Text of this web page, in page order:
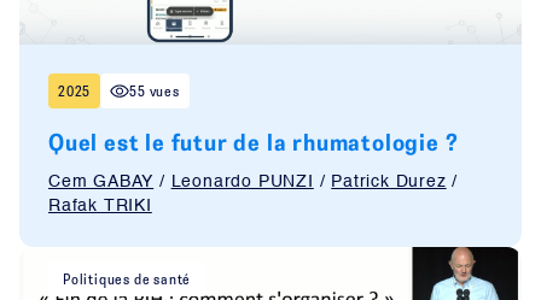
2025 55 vues
Quel est le futur de la rhumatologie ?
Cem GABAY / Leonardo PUNZI / Patrick Durez /
Rafak TRIKI
Politiques de santé